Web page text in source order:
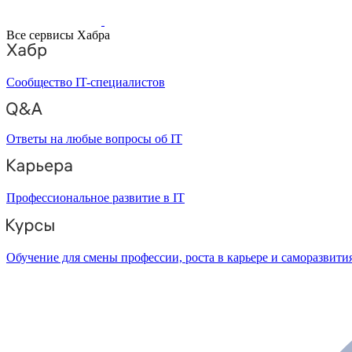
Все сервисы Хабра
Сообщество IT-специалистов
Ответы на любые вопросы об IT
Профессиональное развитие в IT
Обучение для смены профессии, роста в карьере и